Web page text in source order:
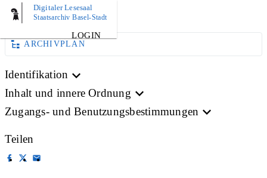
Digitaler Lesesaal
Staatsarchiv Basel-Stadt
LOGIN
BILD
ARCHIVPLAN
Identifikation
Inhalt und innere Ordnung
Zugangs- und Benutzungsbestimmungen
Teilen